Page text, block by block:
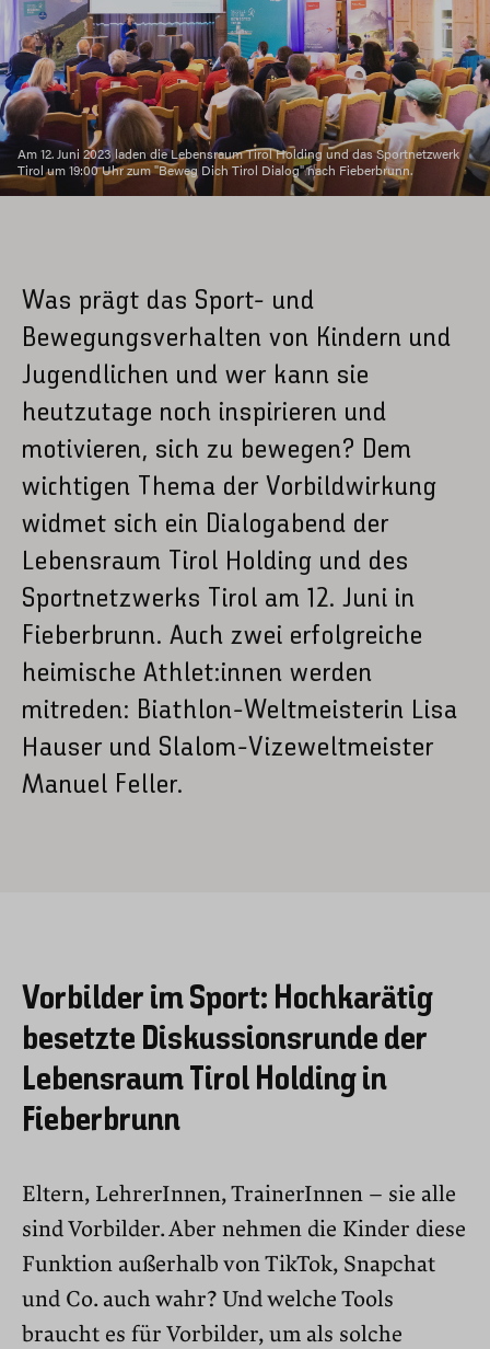
Am 12. Juni 2023 laden die Lebensraum Tirol Holding und das Sportnetzwerk
Tirol um 19:00 Uhr zum "Beweg Dich Tirol Dialog" nach Fieberbrunn.
Was prägt das Sport- und
Bewegungsverhalten von Kindern und
Jugendlichen und wer kann sie
heutzutage noch inspirieren und
motivieren, sich zu bewegen? Dem
wichtigen Thema der Vorbildwirkung
widmet sich ein Dialogabend der
Lebensraum Tirol Holding und des
Sportnetzwerks Tirol am 12. Juni in
Fieberbrunn. Auch zwei erfolgreiche
heimische Athlet:innen werden
mitreden: Biathlon-Weltmeisterin Lisa
Hauser und Slalom-Vizeweltmeister
Manuel Feller.
Vorbilder im Sport: Hochkarätig
besetzte Diskussionsrunde der
Lebensraum Tirol Holding in
Fieberbrunn
Eltern, LehrerInnen, TrainerInnen – sie alle
sind Vorbilder. Aber nehmen die Kinder diese
Funktion außerhalb von TikTok, Snapchat
und Co. auch wahr? Und welche Tools
braucht es für Vorbilder, um als solche